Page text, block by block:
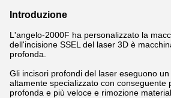
Introduzione
L'angelo-2000F ha personalizzato la
dell'incisione SSEL del laser 3D è
profonda.
Gli incisori profondi del laser eseguono
altamente specializzato con conseguente
profonda e più veloce e rimozione